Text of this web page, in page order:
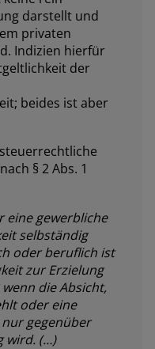
darstellt und
privaten
Indizien hierfür
der
beides ist aber
§ 2 Abs. 1
eine gewerbliche
selbständig
oder beruflich ist
zur Erzielung
die Absicht,
oder eine
gegenüber
wird. (…)